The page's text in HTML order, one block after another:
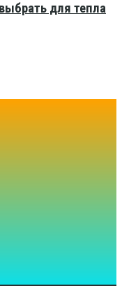
для тепла